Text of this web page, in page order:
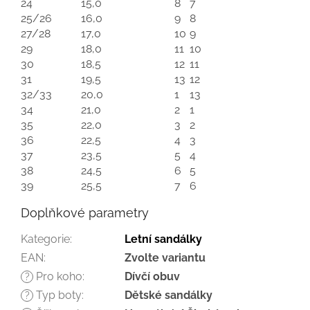
24 15,0 8
7
25/26
16,0 9
8
27/28
17,0 10 9
29
18,0 11 10
30
18,5 12 11
31
19,5 13 12
32/33
20,0 1
13
34
21,0 2
1
35
22,0 3
2
36
22,5 4
3
37
23,5 5
4
38
24,5 6
5
39
25,5 7 6
Doplňkové parametry
Kategorie:
Letní sandálky
EAN: Zvolte variantu
? Pro koho: Dívčí obuv
? Typ boty: Dětské sandálky